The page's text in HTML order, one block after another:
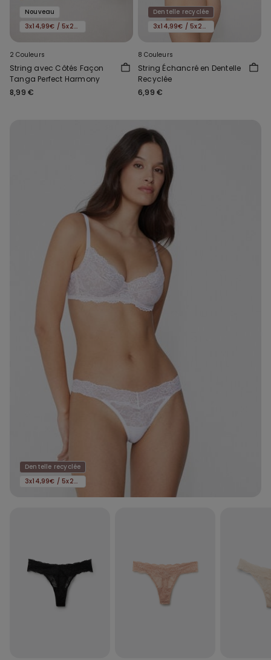
Nouveau
3x14,99€ / 5x22,99€
2 Couleurs
String avec Côtés Façon
Tanga Perfect Harmony
8,99 €
Dentelle recyclée
3x14,99€ / 5x22,99€
8 Couleurs
String Échancré en Dentelle
Recyclée
6,99 €
Dentelle recyclée
3x14,99€ / 5x22,99€